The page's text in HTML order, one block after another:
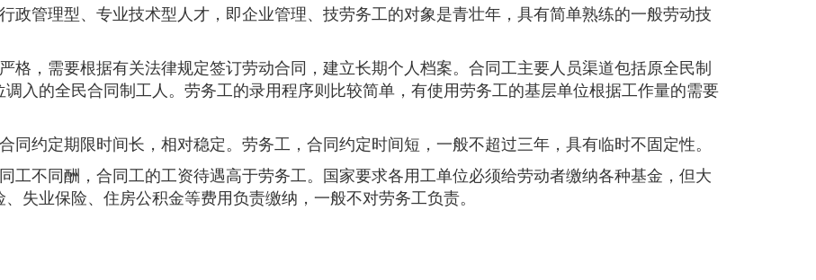
政管理型、专业技术型人才，即企业管理、技劳务工的对象是青壮年，具有简单熟练的一般劳动技
格，需要根据有关法律规定签订劳动合同，建立长期个人档案。合同工主要人员渠道包括原全民制
入的全民合同制工人。劳务工的录用程序则比较简单，有使用劳务工的基层单位根据工作量的需要
同约定期限时间长，相对稳定。劳务工，合同约定时间短，一般不超过三年，具有临时不固定性。
工不同酬，合同工的工资待遇高于劳务工。国家要求各用工单位必须给劳动者缴纳各种基金，但大
失业保险、住房公积金等费用负责缴纳，一般不对劳务工负责。